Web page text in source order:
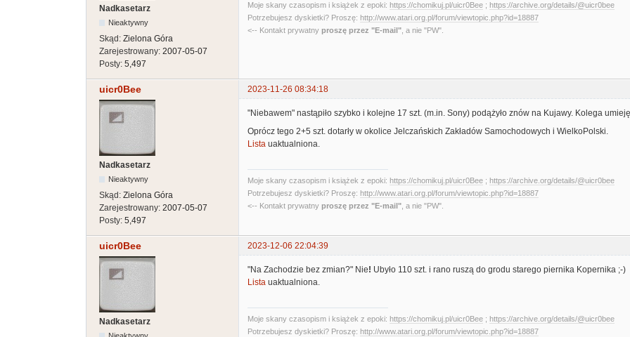
Nadkasetarz
Nieaktywny
Skąd: Zielona Góra
Zarejestrowany: 2007-05-07
Posty: 5,497
Moje skany czasopism i książek z epoki: https://chomikuj.pl/uicr0Bee ; https://archive.org/details/@uicr0bee
Potrzebujesz dyskietki? Proszę: http://www.atari.org.pl/forum/viewtopic.php?id=18887
<-- Kontakt prywatny proszę przez "E-mail", a nie "PW".
uicr0Bee 2023-11-26 08:34:18
Nadkasetarz
Nieaktywny
Skąd: Zielona Góra
Zarejestrowany: 2007-05-07
Posty: 5,497
"Niebawem" nastąpiło szybko i kolejne 17 szt. (m.in. Sony) podążyło znów na Kujawy. Kolega
Oprócz tego 2+5 szt. dotarły w okolice Jelczańskich Zakładów Samochodowych i WielkoPolski.
Lista uaktualniona.
Moje skany czasopism i książek z epoki: https://chomikuj.pl/uicr0Bee ; https://archive.org/details/@uicr0bee
Potrzebujesz dyskietki? Proszę: http://www.atari.org.pl/forum/viewtopic.php?id=18887
<-- Kontakt prywatny proszę przez "E-mail" , a nie "PW".
uicr0Bee 2023-12-06 22:04:39
Nadkasetarz
"Na Zachodzie bez zmian?" Nie! Ubyło 110 szt. i rano ruszą do grodu starego piernika Kopernika ;-)
Lista uaktualniona.
Moje skany czasopism i książek z epoki: https://chomikuj.pl/uicr0Bee ; https://archive.org/details/@uicr0bee
Potrzebujesz dyskietki? Proszę: http://www.atari.org.pl/forum/viewtopic.php?id=18887